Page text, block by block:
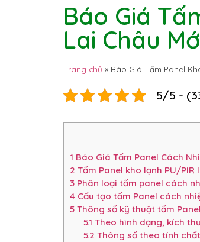
Báo Giá
Lai Châu
Trang chủ » Báo Giá Tấm Panel
5/5 -
1 Báo Giá Tấm Panel Cách
2 Tấm Panel kho lạnh PU/PIR
3 Phân loại tấm panel cách
4 Cấu tạo tấm Panel cách
5 Thông số kỹ thuật tấm
5.1 Theo hình dạng, kích
5.2 Thông số theo tính